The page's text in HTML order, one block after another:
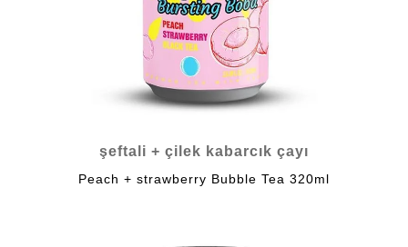
şeftali + çilek kabarcık çayı
Peach + strawberry Bubble Tea 320ml